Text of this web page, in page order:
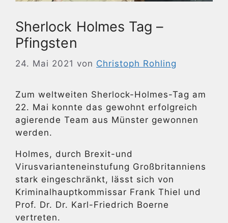
Sherlock Holmes Tag –
Pfingsten
24. Mai 2021 von Christoph Rohling
Zum weltweiten Sherlock-Holmes-Tag am
22. Mai konnte das gewohnt erfolgreich
agierende Team aus Münster gewonnen
werden.
Holmes, durch Brexit-und
Virusvarianteneinstufung Großbritanniens
stark eingeschränkt, lässt sich von
Kriminalhauptkommissar Frank Thiel und
Prof. Dr. Dr. Karl-Friedrich Boerne
vertreten.